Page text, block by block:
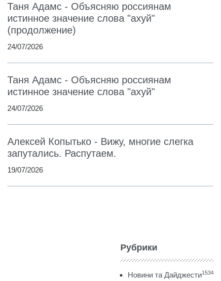
Таня Адамс - Объясняю россиянам
истинное значение слова "ахуй"
(продолжение)
24/07/2026
Таня Адамс - Объясняю россиянам
истинное значение слова "ахуй"
24/07/2026
Алексей Копытько - Вижу, многие слегка
запутались. Распутаем.
19/07/2026
Рубрики
Новини та Дайджести1534